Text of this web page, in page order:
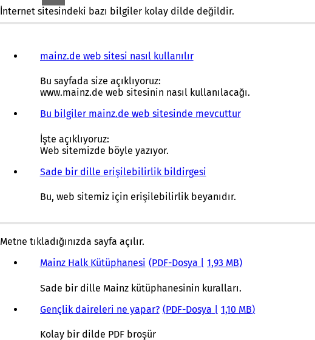
İnternet sitesindeki bazı bilgiler kolay dilde değildir.
mainz.de web sitesi nasıl kullanılır
Bu sayfada size açıklıyoruz:
www.mainz.de web sitesinin nasıl kullanılacağı.
Bu bilgiler mainz.de web sitesinde mevcuttur
İşte açıklıyoruz:
Web sitemizde böyle yazıyor.
Sade bir dille erişilebilirlik bildirgesi
Bu, web sitemiz için erişilebilirlik beyanıdır.
Metne tıkladığınızda sayfa açılır.
Mainz Halk Kütüphanesi
PDF-Dosya 1,93 MB
Sade bir dille Mainz kütüphanesinin kuralları.
Gençlik daireleri ne yapar? PDF-Dosya 1,10 MB
Kolay bir dilde PDF broşür